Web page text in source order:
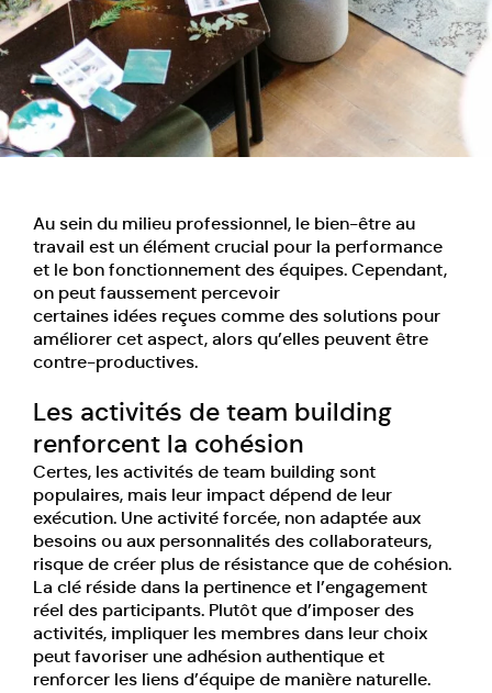
Au sein du milieu professionnel, le bien-être au
travail est un élément crucial pour la performance
et le bon fonctionnement des équipes. Cependant,
on peut faussement percevoir
certaines idées reçuescomme des solutions pour
améliorer cet aspect, alors qu’elles peuvent être
contre-productives.
Les activités de team building
renforcent la cohésion
Certes, les activités de team building sont
populaires, mais leur impact dépend de leur
exécution. Une activité forcée, non adaptée aux
besoins ou aux personnalités des collaborateurs,
risque de créer plus de résistance que de cohésion.
La clé réside dans la pertinence et l’engagement
réel des participants. Plutôt que d’imposer des
activités, impliquer les membres dans leur choix
peut favoriser une adhésion authentique et
renforcer les liens d’équipe de manière naturelle.